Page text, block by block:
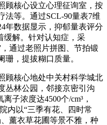
核心设立心理征询室，按
法等。通过SCL-90量表7维
年数据显示，抑郁量表评分
缓解。针对认知症，采
通过老照片拼图、节拍锻
，提拔糊口质量。
核心地处中关村科学城北
丛林公园，邻接京密引沟
子浓度达4500个/cm³，
内以“三季有花、四时常
薰衣草花圃等景不雅，种